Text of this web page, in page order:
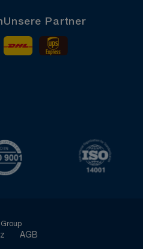
Unsere Partner
DHL
ISO 9001 zertifiziert
AGB